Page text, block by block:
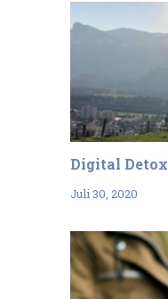
Digital Detox
Juli 30, 2020